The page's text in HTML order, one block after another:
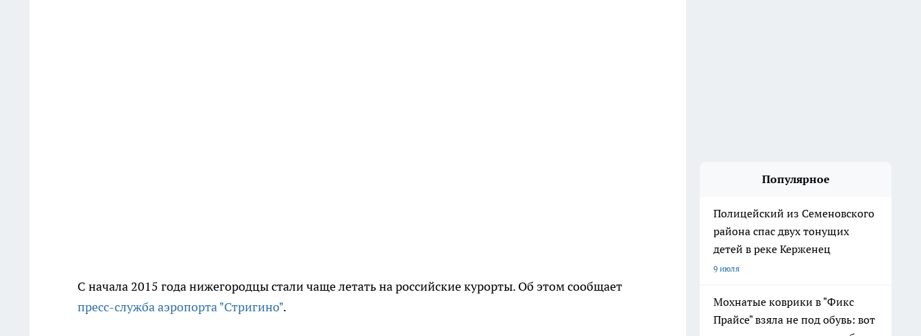
С начала 2015 года нижегородцы стали чаще летать на российские курорты. Об этом сообщает
пресс-служба аэропорта "Стригино".
Популярное
Полицейский из Семеновского
района спас двух тонущих
детей в реке Керженец
9 июля
Мохнатые коврики в "Фикс
Прайсе" взяла не под обувь: вот